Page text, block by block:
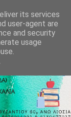
its services
user-agent are
and security
usage